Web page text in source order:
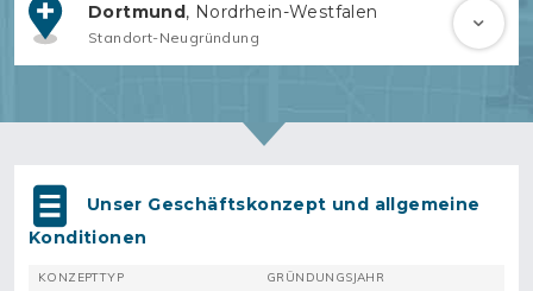
Dortmund, Nordrhein-Westfalen
Standort-Neugründung
Unser Geschäftskonzept und allgemeine
Konditionen
KONZEPTTYP GRÜNDUNGSJAHR